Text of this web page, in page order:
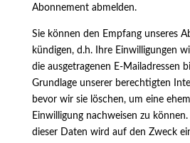
Abonnement abmelden.
Sie können den Empfang unseres
kündigen, d.h. Ihre Einwilligungen
die ausgetragenen E-Mailadressen
Grundlage unserer berechtigten
bevor wir sie löschen, um eine
Einwilligung nachweisen zu
dieser Daten wird auf den Zweck